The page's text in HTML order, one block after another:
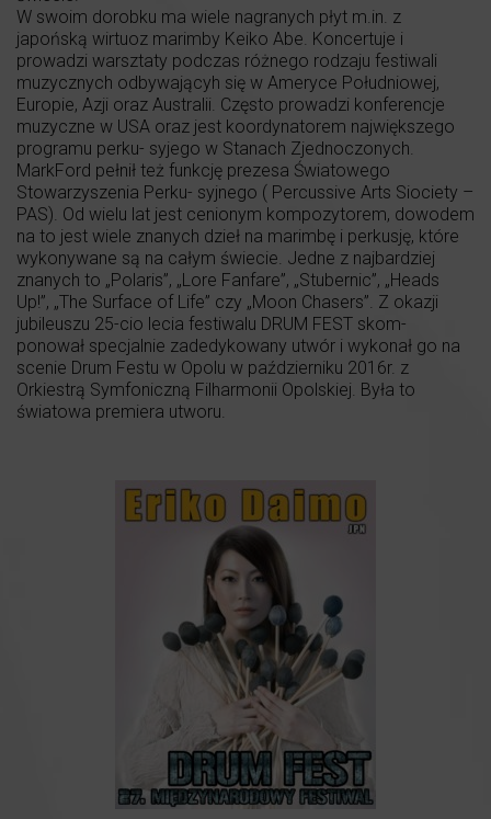
W swoim dorobku ma wiele nagranych płyt m.in. z
japońską wirtuoz marimby Keiko Abe. Koncertuje i
prowadzi warsztaty podczas różnego rodzaju festiwali
muzycznych odbywającyh się w Ameryce Południowej,
Europie, Azji oraz Australii. Często prowadzi konferencje
muzyczne w USA oraz jest koordynatorem największego
programu perku- syjego w Stanach Zjednoczonych.
MarkFord pełnił też funkcję prezesa Światowego
Stowarzyszenia Perku- syjnego ( Percussive Arts Siociety –
PAS). Od wielu lat jest cenionym kompozytorem, dowodem
na to jest wiele znanych dzieł na marimbę i perkusję, które
wykonywane są na całym świecie. Jedne z najbardziej
znanych to „Polaris”, „Lore Fanfare”, „Stubernic”, „Heads
Up!”, „The Surface of Life” czy „Moon Chasers”. Z okazji
jubileuszu 25-cio lecia festiwalu DRUM FEST skom-
ponował specjalnie zadedykowany utwór i wykonał go na
scenie Drum Festu w Opolu w październiku 2016r. z
Orkiestrą Symfoniczną Filharmonii Opolskiej. Była to
światowa premiera utworu.